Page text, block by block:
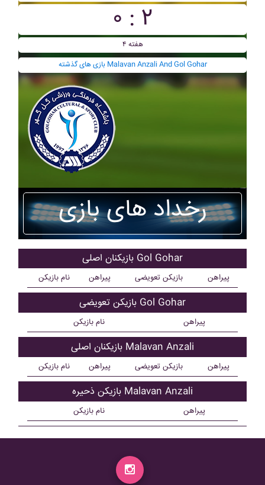
۰ : ۲
هفته ۴
بازی های گذشته Malavan Anzali And Gol Gohar
رخداد های بازی
بازیکنان اصلی Gol Gohar
نام بازیکن پیراهن بازیکن تعویضی پیراهن
بازیکن تعویضی Gol Gohar
نام بازیکن پیراهن
بازیکنان اصلی Malavan Anzali
نام بازیکن پیراهن بازیکن تعویضی پیراهن
بازیکن ذحیره Malavan Anzali
نام بازیکن پیراهن